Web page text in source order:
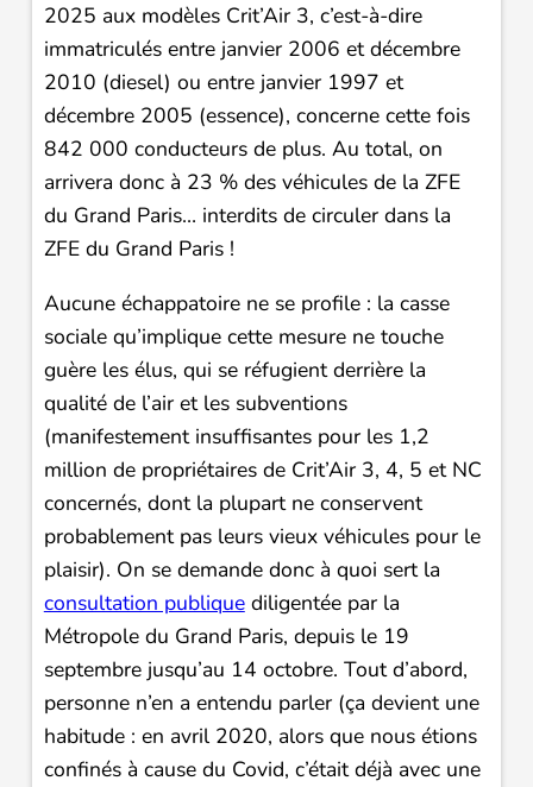
2025 aux modèles Crit’Air 3, c’est-à-dire
immatriculés entre janvier 2006 et décembre
2010 (diesel) ou entre janvier 1997 et
décembre 2005 (essence), concerne cette fois
842 000 conducteurs de plus. Au total, on
arrivera donc à 23 % des véhicules de la ZFE
du Grand Paris… interdits de circuler dans la
ZFE du Grand Paris !
Aucune échappatoire ne se profile : la casse
sociale qu’implique cette mesure ne touche
guère les élus, qui se réfugient derrière la
qualité de l’air et les subventions
(manifestement insuffisantes pour les 1,2
million de propriétaires de Crit’Air 3, 4, 5 et NC
concernés, dont la plupart ne conservent
probablement pas leurs vieux véhicules pour le
plaisir). On se demande donc à quoi sert la
consultation publiquediligentée par la
Métropole du Grand Paris, depuis le 19
septembre jusqu’au 14 octobre. Tout d’abord,
personne n’en a entendu parler (ça devient une
habitude : en avril 2020, alors que nous étions
confinés à cause du Covid, c’était déjà avec une